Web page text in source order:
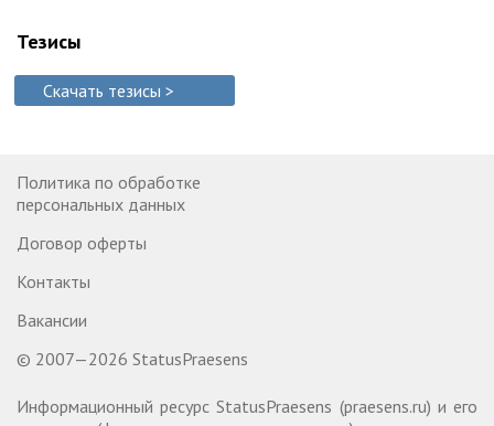
Тезисы
Скачать тезисы >
Политика по обработке
персональных данных
Договор оферты
Контакты
Вакансии
© 2007—2026 StatusPraesens
Информационный ресурс StatusPraesens (praesens.ru) и его